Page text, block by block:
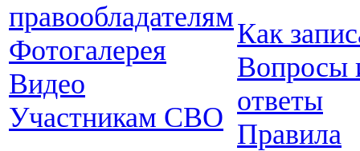
правообладателям
Фотогалерея
Видео
Участникам СВО
Как
Вопросы
ответы
Правила